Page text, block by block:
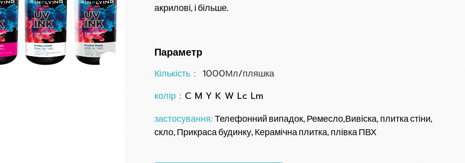
акрилові, і більше.
Параметр
Кількість： 1000Мл/пляшка
колір： C M Y K W Lc Lm
застосування:Телефонний випадок, Ремесло,Вивіска, плитка стіни,
скло, Прикраса будинку, Керамічна плитка, плівка ПВХ